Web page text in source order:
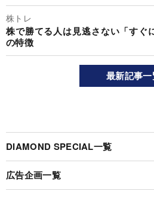
株トレ
株で勝てる人は見逃さない「すぐ
の特徴
最新記事
DIAMOND SPECIAL一覧
広告企画一覧